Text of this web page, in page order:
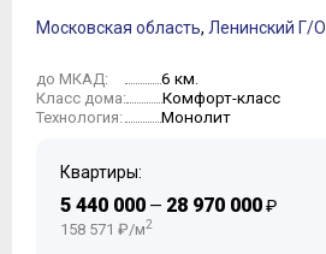
6
Московская область, Ленинский Г/О
до МКАД: 6 км.
Класс дома: Комфорт-класс
Технология: Монолит
Квартиры:
5 440 000 — 28 970 000₽
158 571 ₽/м2